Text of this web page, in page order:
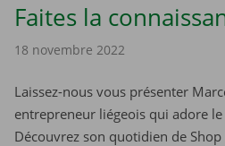
Faites la
18 novembre 2022
Laissez-nous vous présenter
entrepreneur liégeois qui adore
Découvrez son quotidien de